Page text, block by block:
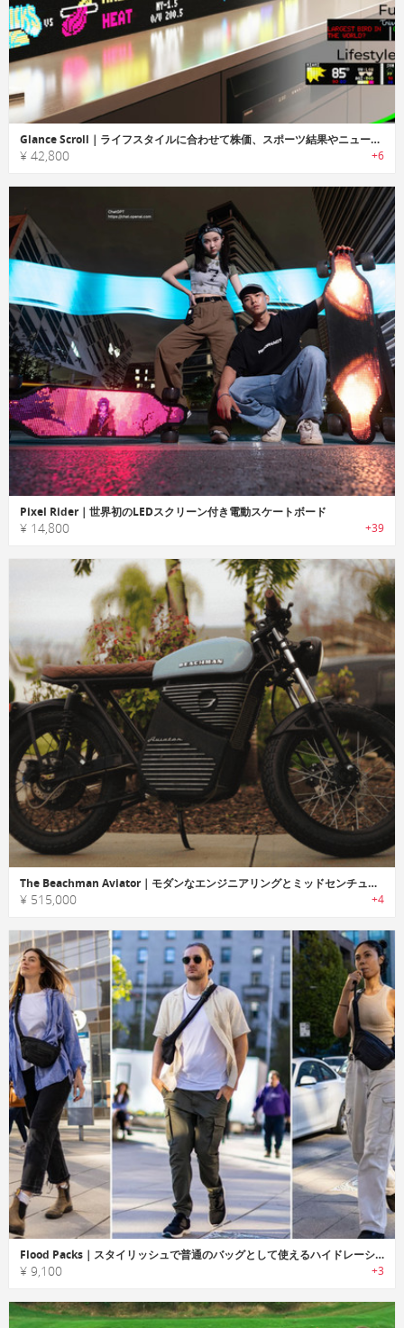
Glance Scroll｜ライフスタイルに合わせて株価、スポーツ結果やニュースを常に更新し表示するLED
¥ 42,800 +6
Pixel Rider｜世界初のLEDスクリーン付き電動スケートボード
¥ 14,800 +39
The Beachman Aviator｜モダンなエンジニアリングとミッドセンチュリーのデザインの電動バイク
¥ 515,000 +4
Flood Packs｜スタイリッシュで普通のバッグとして使えるハイドレーションパック
¥ 9,100 +3